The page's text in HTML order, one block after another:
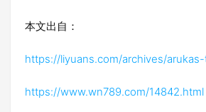
本文出自：
https://liyuans.com/archives/
https://www.wn789.com/14842.html